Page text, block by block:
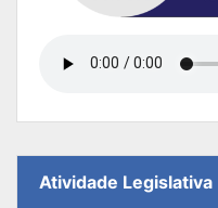
Atividade Legislativa